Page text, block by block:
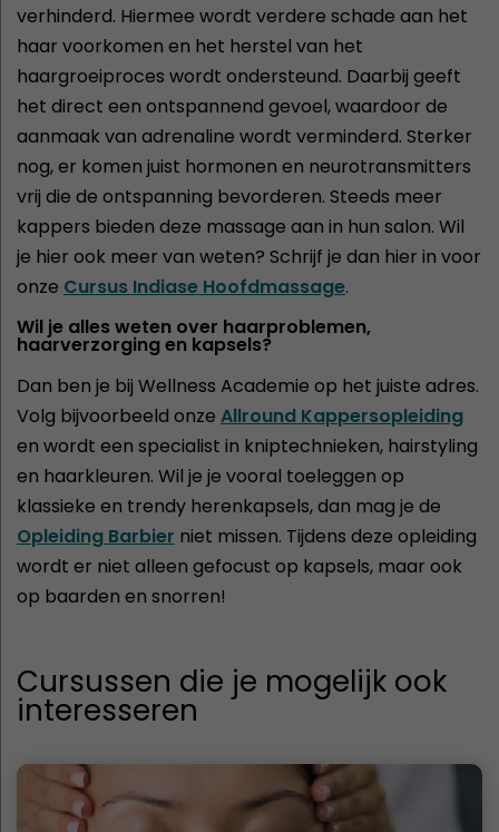
verhinderd. Hiermee wordt verdere schade aan het
haar voorkomen en het herstel van het
haargroeiproces wordt ondersteund. Daarbij geeft
het direct een ontspannend gevoel, waardoor de
aanmaak van adrenaline wordt verminderd. Sterker
nog, er komen juist hormonen en neurotransmitters
vrij die de ontspanning bevorderen. Steeds meer
kappers bieden deze massage aan in hun salon. Wil
je hier ook meer van weten? Schrijf je dan hier in voor
onze Cursus Indiase Hoofdmassage.
Wil je alles weten over haarproblemen,
haarverzorging en kapsels?
Dan ben je bij Wellness Academie op het juiste adres.
Volg bijvoorbeeld onze Allround Kappersopleiding
en wordt een specialist in kniptechnieken, hairstyling
en haarkleuren. Wil je je vooral toeleggen op
klassieke en trendy herenkapsels, dan mag je de
Opleiding Barbier niet missen. Tijdens deze opleiding
wordt er niet alleen gefocust op kapsels, maar ook
op baarden en snorren!
Cursussen die je mogelijk ook
interesseren